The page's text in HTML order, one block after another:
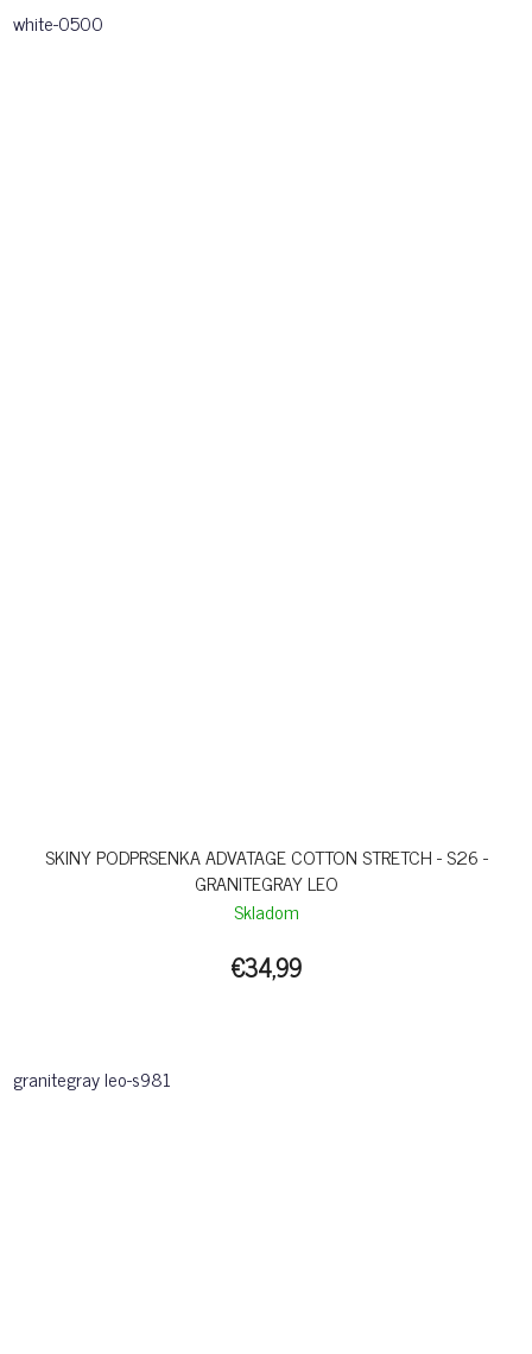
white-0500
SKINY PODPRSENKA ADVATAGE COTTON STRETCH - S26 -
GRANITEGRAY LEO
Skladom
€34,99
granitegray leo-s981